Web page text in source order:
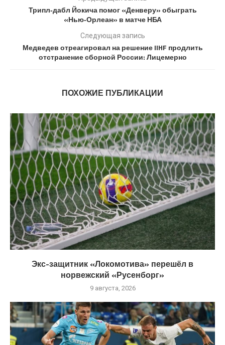
Трипл‑дабл Йокича помог «Денверу» обыграть
«Нью‑Орлеан» в матче НБА
Следующая запись
Медведев отреагировал на решение IIHF продлить
отстранение сборной России: Лицемерно
ПОХОЖИЕ ПУБЛИКАЦИИ
Экс-защитник «Локомотива» перешёл в
норвежский «Русенборг»
9 августа, 2026